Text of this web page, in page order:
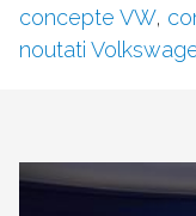
concepte VW,
noutati